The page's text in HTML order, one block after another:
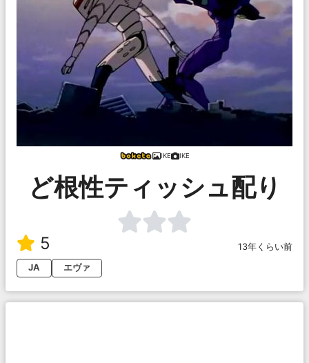
IKE IKE
ど根性ティッシュ配り
5
13年くらい前
JA
エヴァ